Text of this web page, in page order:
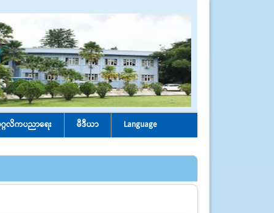
ဂလိကပညာရေး မီဒီယာ Language